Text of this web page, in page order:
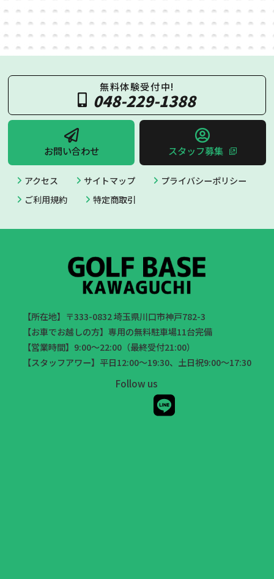
無料体験受付中!
048-229-1388
お問い合わせ スタッフ募集
アクセス サイトマップ
プライバシーポリシー
ご利用規約
特定商取引
【所在地】〒333-0832 埼玉県川口市神戸782-3
【お車でお越しの方】専用の無料駐車場11台完備
【営業時間】9:00～22:00（最終受付21:00）
【スタッフアワー】平日12:00～19:30、土日祝9:00～17:30
Follow us